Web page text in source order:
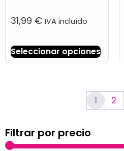
Filtrar por precio
31,99 € IVA incluído
Seleccionar opciones
1 2